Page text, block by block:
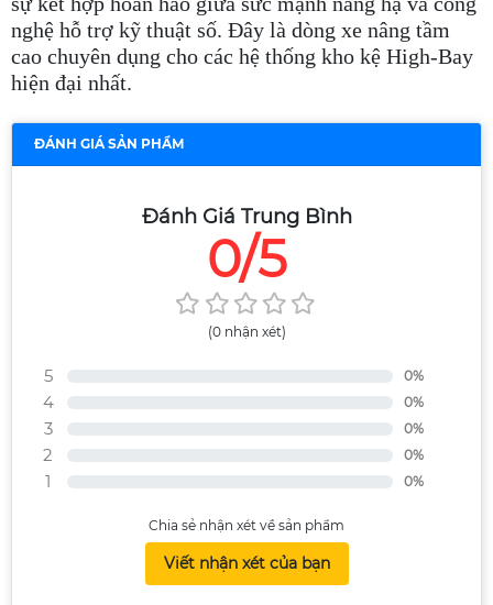
nghệ hỗ trợ kỹ thuật số. Đây là dòng xe nâng tầm
cao chuyên dụng cho các hệ thống kho kệ High-Bay
hiện đại nhất.
ĐÁNH GIÁ SẢN PHẨM
Đánh Giá Trung Bình
0/5
(0 nhận xét)
5 0%
4 0%
3 0%
2 0%
1 0%
Chia sẻ nhận xét về sản phẩm
Viết nhận xét của bạn